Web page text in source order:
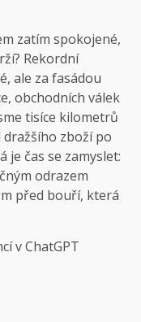
zatím spokojené,
Rekordní
ale za fasádou
obchodních válek
tisíce kilometrů
dražšího zboží po
čas se zamyslet:
odrazem
před bouří, která
v ChatGPT